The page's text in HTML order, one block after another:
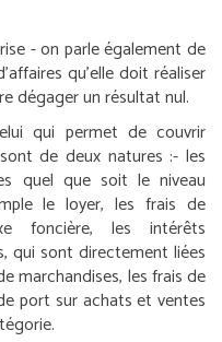
- on parle également de
qu’elle doit réaliser
dégager un résultat nul.
qui permet de couvrir
de deux natures :- les
quel que soit le niveau
le loyer, les frais de
foncière, les intérêts
qui sont directement liées
marchandises, les frais de
port sur achats et ventes